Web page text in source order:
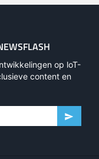
op loT-
content en